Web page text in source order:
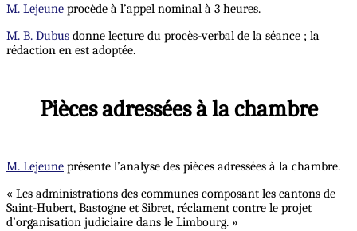
M. Lejeune procède à l’appel nominal à 3 heures.
M. B. Dubus donne lecture du procès-verbal de la séance ; la
rédaction en est adoptée.
Pièces adressées à la chambre
M. Lejeune présente l’analyse des pièces adressées à la chambre.
« Les administrations des communes composant les cantons de
Saint-Hubert, Bastogne et Sibret, réclament contre le projet
d’organisation judiciaire dans le Limbourg. »